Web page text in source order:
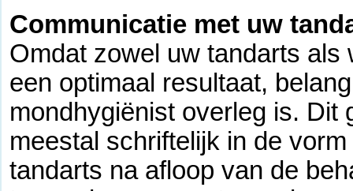
Communicatie met uw
Omdat zowel uw tandarts
een optimaal resultaat,
mondhygiënist overleg is. Dit
meestal schriftelijk in de
tandarts na afloop van de